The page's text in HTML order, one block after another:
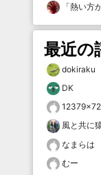
「熱い方
最近の
dokiraku
DK
風と共に
なまらは
むー